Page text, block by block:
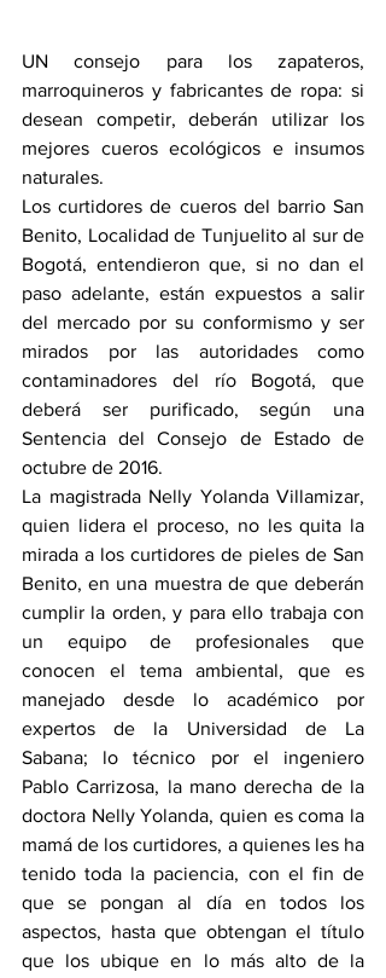
UN consejo para los zapateros,
marroquineros y fabricantes de ropa: si
desean competir, deberán utilizar los
mejores cueros ecológicos e insumos
naturales.
Los curtidores de cueros del barrio San
Benito, Localidad de Tunjuelito al sur de
Bogotá, entendieron que, si no dan el
paso adelante, están expuestos a salir
del mercado por su conformismo y ser
mirados por las autoridades como
contaminadores del río Bogotá, que
deberá ser purificado, según una
Sentencia del Consejo de Estado de
octubre de 2016.
La magistrada Nelly Yolanda Villamizar,
quien lidera el proceso, no les quita la
mirada a los curtidores de pieles de San
Benito, en una muestra de que deberán
cumplir la orden, y para ello trabaja con
un equipo de profesionales que
conocen el tema ambiental, que es
manejado desde lo académico por
expertos de la Universidad de La
Sabana; lo técnico por el ingeniero
Pablo Carrizosa, la mano derecha de la
doctora Nelly Yolanda, quien es coma la
mamá de los curtidores, a quienes les ha
tenido toda la paciencia, con el fin de
que se pongan al día en todos los
aspectos, hasta que obtengan el título
que los ubique en lo más alto de la